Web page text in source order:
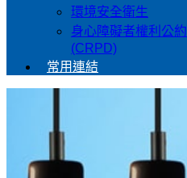
環境安全衛生
身心障礙者權利公約
(CRPD)
常用連結